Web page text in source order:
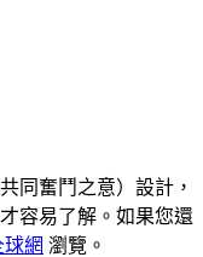
同奮鬥之意）設計，
容易了解。如果您還
網 瀏覽。